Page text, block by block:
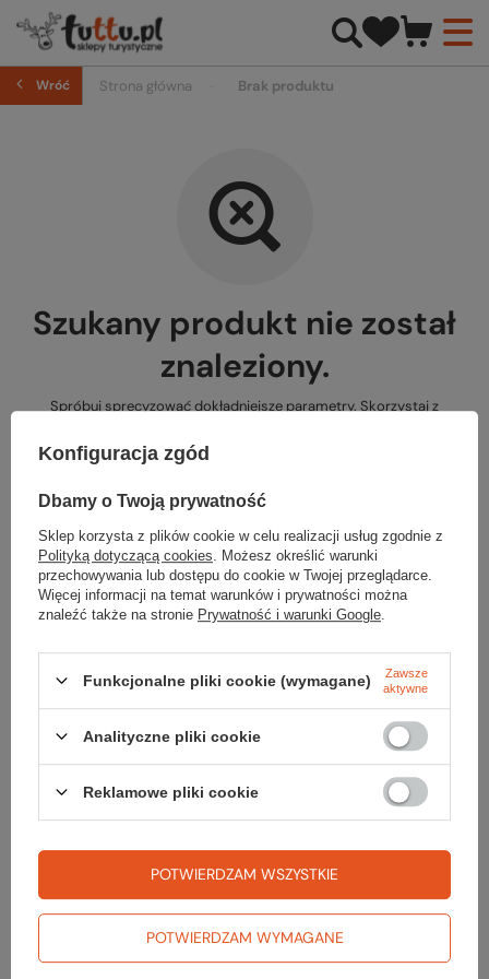
Wróć Strona główna Brak produktu
Szukany produkt nie został
znaleziony.
Spróbuj sprecyzować dokładniejsze parametry. Skorzystaj z
Szukasz produktu, którego nie mamy w
ofercie?
naszym sklepie, możesz skorzystać ze specjalnego formularza i
przesłać nam opis szukanego przedmiotu. Aby móc to zrobić musisz
byćzalogowany.
Status zamówienia
Śledzenie przesyłki
Konfiguracja zgód
Dbamy o Twoją prywatność
Sklep korzysta z plików cookie w celu realizacji usług zgodnie z
Polityką dotyczącą cookies . Możesz określić warunki
przechowywania lub dostępu do cookie w Twojej przeglądarce.
Więcej informacji na temat warunków i prywatności można
znaleźć także na stronie Prywatność i warunki Google
Funkcjonalne pliki cookie (wymagane)
Zawsze
aktywne
Analityczne pliki cookie
Reklamowe pliki cookie
POTWIERDZAM WYMAGANE
POTWIERDZAM WSZYSTKIE